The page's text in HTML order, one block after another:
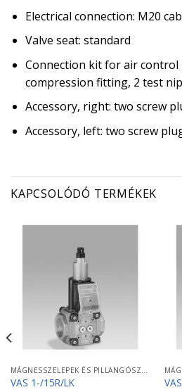
Electrical connection: M20
Valve seat: standard
Connection kit for air control
compression fitting, 2 test
Accessory, right: two screw
Accessory, left: two screw
KAPCSOLÓDÓ TERMÉKEK
VAS 1-/15R/LK